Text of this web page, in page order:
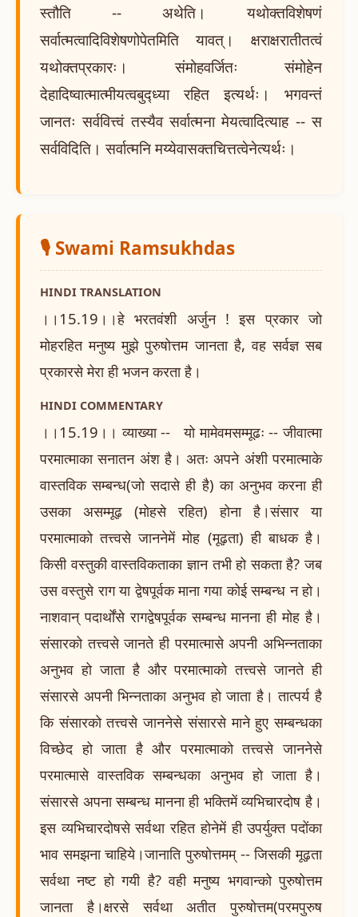
स्तौति -- अथेति। यथोक्तविशेषणं
सर्वात्मत्वादिविशेषणोपेतमिति यावत्। क्षराक्षरातीतत्वं
यथोक्तप्रकारः। संमोहवर्जितः संमोहेन
देहादिष्वात्मात्मीयत्वबुद्ध्या रहित इत्यर्थः। भगवन्तं
जानतः सर्ववित्त्वं तस्यैव सर्वात्मना मेयत्वादित्याह -- स
सर्वविदिति। सर्वात्मनि मय्येवासक्तचित्तत्वेनेत्यर्थः।
🎙️ Swami Ramsukhdas
HINDI TRANSLATION
।।15.19।।हे भरतवंशी अर्जुन ! इस प्रकार जो
मोहरहित मनुष्य मुझे पुरुषोत्तम जानता है, वह सर्वज्ञ सब
प्रकारसे मेरा ही भजन करता है।
HINDI COMMENTARY
।।15.19।। व्याख्या -- यो मामेवमसम्मूढः -- जीवात्मा
परमात्माका सनातन अंश है। अतः अपने अंशी परमात्माके
वास्तविक सम्बन्ध(जो सदासे ही है) का अनुभव करना ही
उसका असम्मूढ़ (मोहसे रहित) होना है।संसार या
परमात्माको तत्त्वसे जाननेमें मोह (मूढ़ता) ही बाधक है।
किसी वस्तुकी वास्तविकताका ज्ञान तभी हो सकता है? जब
उस वस्तुसे राग या द्वेषपूर्वक माना गया कोई सम्बन्ध न हो।
नाशवान् पदार्थोंसे रागद्वेषपूर्वक सम्बन्ध मानना ही मोह है।
संसारको तत्त्वसे जानते ही परमात्मासे अपनी अभिन्नताका
अनुभव हो जाता है और परमात्माको तत्त्वसे जानते ही
संसारसे अपनी भिन्नताका अनुभव हो जाता है। तात्पर्य है
कि संसारको तत्त्वसे जाननेसे संसारसे माने हुए सम्बन्धका
विच्छेद हो जाता है और परमात्माको तत्त्वसे जाननेसे
परमात्मासे वास्तविक सम्बन्धका अनुभव हो जाता है।
संसारसे अपना सम्बन्ध मानना ही भक्तिमें व्यभिचारदोष है।
इस व्यभिचारदोषसे सर्वथा रहित होनेमें ही उपर्युक्त पदोंका
भाव समझना चाहिये।जानाति पुरुषोत्तमम् -- जिसकी मूढ़ता
सर्वथा नष्ट हो गयी है? वही मनुष्य भगवान्को पुरुषोत्तम
जानता है।क्षरसे सर्वथा अतीत पुरुषोत्तम(परमपुरुष